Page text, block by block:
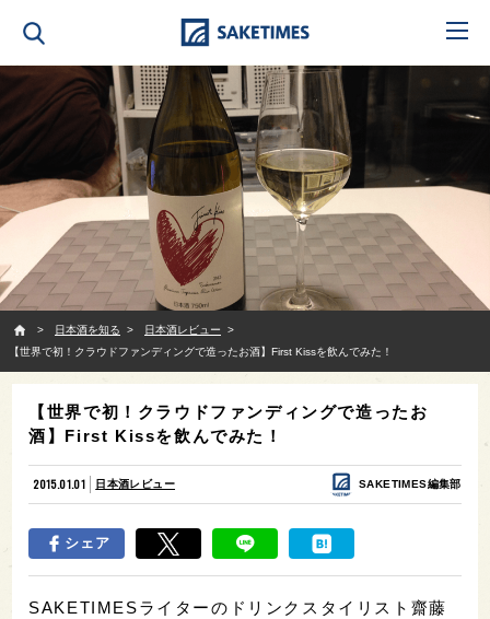
日本酒を知る
日本酒レビュー
【世界で初！クラウドファンディングで造ったお酒】First Kissを飲んでみた！
【世界で初！クラウドファンディングで造ったお
酒】First Kissを飲んでみた！
2015.01.01 日本酒レビュー SAKETIMES編集部
シェア
SAKETIMESライターのドリンクスタイリスト齋藤